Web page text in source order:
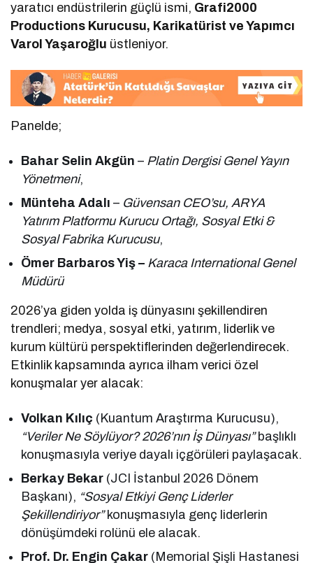
yaratıcı endüstrilerin güçlü ismi, Grafi2000
Productions Kurucusu, Karikatürist ve Yapımcı
Varol Yaşaroğlu üstleniyor.
Panelde;
Bahar Selin Akgün– Platin Dergisi Genel Yayın
Yönetmeni,
Münteha Adalı– Güvensan CEO’su, ARYA
Yatırım Platformu Kurucu Ortağı, Sosyal Etki &
Sosyal Fabrika Kurucusu,
Ömer Barbaros Yiş – Karaca International Genel
Müdürü
2026’ya giden yolda iş dünyasını şekillendiren
trendleri; medya, sosyal etki, yatırım, liderlik ve
kurum kültürü perspektiflerinden değerlendirecek.
Etkinlik kapsamında ayrıca ilham verici özel
konuşmalar yer alacak:
Volkan Kılıç (Kuantum Araştırma Kurucusu),
“Veriler Ne Söylüyor? 2026’nın İş Dünyası”başlıklı
konuşmasıyla veriye dayalı içgörüleri paylaşacak.
Berkay Bekar (JCI İstanbul 2026 Dönem
Başkanı), “Sosyal Etkiyi Genç Liderler
Şekillendiriyor”konuşmasıyla genç liderlerin
dönüşümdeki rolünü ele alacak.
Prof. Dr. Engin Çakar (Memorial Şişli Hastanesi